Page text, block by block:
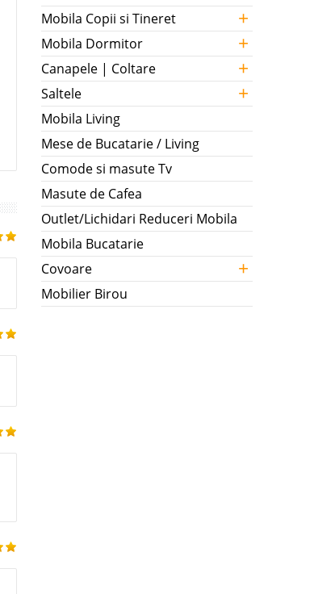
Mobila Copii si Tineret +
Mobila Dormitor +
Canapele | Coltare +
Saltele +
Mobila Living
Mese de Bucatarie / Living
Comode si masute Tv
Masute de Cafea
Outlet/Lichidari Reduceri Mobila
Mobila Bucatarie
Covoare
+
Mobilier Birou